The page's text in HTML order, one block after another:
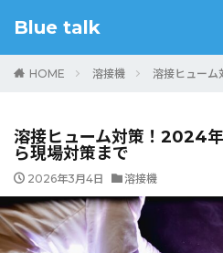
Blue talk
HOME 溶接機 溶接ヒュー
溶接ヒューム対策！2024
ら現場対策まで
2026年3月4日 溶接機
カテゴリー